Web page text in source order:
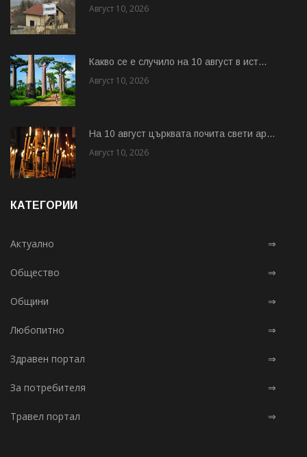
Август 10, 2026
Какво се е случило на 10 август в ист...
Август 10, 2026
На 10 август църквата почита свети ар...
Август 10, 2026
КАТЕГОРИИ
Актуално ⇒
Общество ⇒
Общини ⇒
Любопитно ⇒
Здравен портал ⇒
За потребителя ⇒
Травел портал ⇒